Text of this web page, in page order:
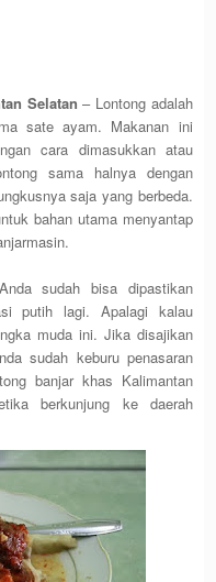
Selatan – Lontong adalah
sate ayam. Makanan ini
cara dimasukkan atau
sama halnya dengan
saja yang berbeda.
bahan utama menyantap
sudah bisa dipastikan
putih lagi. Apalagi kalau
muda ini. Jika disajikan
sudah keburu penasaran
banjar khas Kalimantan
berkunjung ke daerah